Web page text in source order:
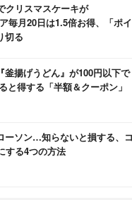
クリスマスケーキが
毎月20日は1.5倍お得、「ポイ
切る
釜揚げうどん』が100円以下で
と得する「半額＆クーポン」
ーソン…知らないと損する、コ
する4つの方法